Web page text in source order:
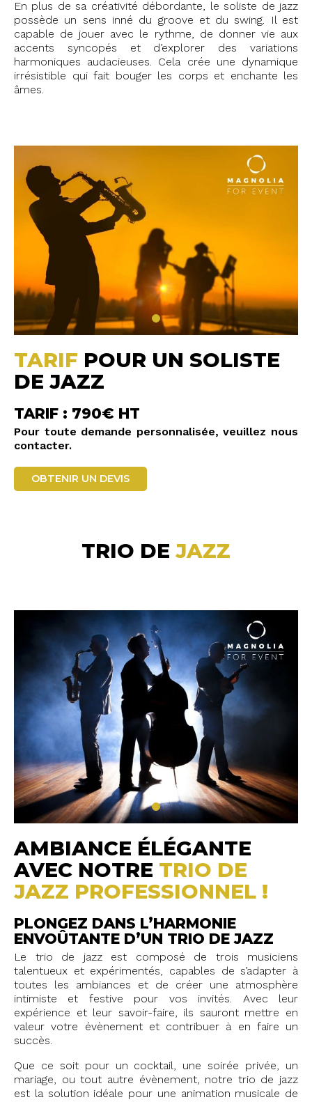
En plus de sa créativité débordante, le soliste de jazz
possède un sens inné du groove et du swing. Il est
capable de jouer avec le rythme, de donner vie aux
accents syncopés et d’explorer des variations
harmoniques audacieuses. Cela crée une dynamique
irrésistible qui fait bouger les corps et enchante les
âmes.
TARIF POUR UN SOLISTE
DE JAZZ
TARIF : 790€ HT
Pour toute demande personnalisée, veuillez nous
contacter.
OBTENIR UN DEVIS
TRIO DE JAZZ
AMBIANCE ÉLÉGANTE
AVEC NOTRE TRIO DE
JAZZ PROFESSIONNEL !
PLONGEZ DANS L’HARMONIE
ENVOÛTANTE D’UN TRIO DE JAZZ
Le trio de jazz est composé de trois musiciens
talentueux et expérimentés, capables de s’adapter à
toutes les ambiances et de créer une atmosphère
intimiste et festive pour vos invités. Avec leur
expérience et leur savoir-faire, ils sauront mettre en
valeur votre évènement et contribuer à en faire un
succès.
Que ce soit pour un cocktail, une soirée privée, un
mariage, ou tout autre évènement, notre trio de jazz
est la solution idéale pour une animation musicale de